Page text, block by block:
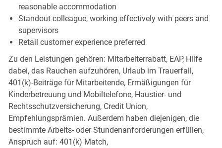
reasonable accommodation
Standout colleague, working effectively with peers and
supervisors
Retail customer experience preferred
Zu den Leistungen gehören: Mitarbeiterrabatt, EAP, Hilfe
dabei, das Rauchen aufzuhören, Urlaub im Trauerfall,
401(k)-Beiträge für Mitarbeitende, Ermäßigungen für
Kinderbetreuung und Mobiltelefone, Haustier- und
Rechtsschutzversicherung, Credit Union,
Empfehlungsprämien. Außerdem haben diejenigen, die
bestimmte Arbeits- oder Stundenanforderungen erfüllen,
Anspruch auf: 401(k) Match,